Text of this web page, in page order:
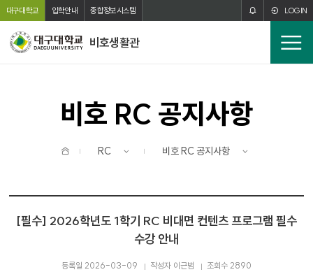
본문 바로가기
주메뉴 바로가기
대구대학교 입학안내 종합정보시스템 LOGIN
비호생활관
전
체
비호 RC 공지사항
RC 비호 RC 공지사항
[필수] 2026학년도 1학기 RC 비대면 컨텐츠 프로그램 필수
수강 안내
등록일 2026-03-09 작성자 이근범 조회수 2890